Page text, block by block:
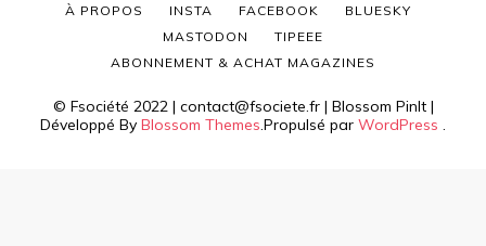
© Fsociété 2022 | contact@fsociete.fr | Blossom PinIt |
Développé By Blossom Themes.Propulsé par WordPress .
À PROPOS INSTA FACEBOOK
BLUESKY
MASTODON
TIPEEE
ABONNEMENT & ACHAT MAGAZINES